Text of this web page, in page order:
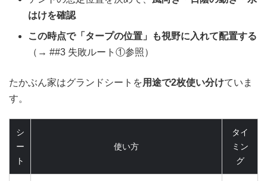
はけを確認
この時点で「タープの位置」も視野に入れて配置する
（→ ##3 失敗ルート①参照）
たかぶん家はグランドシートを用途で2枚使い分けていま
す。
シ
ー
ト
使い方
タイ
ミン
グ